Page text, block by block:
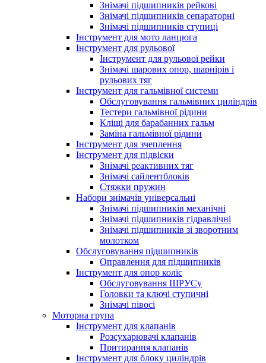
Знімачі підшипників рейкові
Знімачі підшипників сепараторні
Знімачі підшипників ступиці
Інструмент для мото ланцюга
Інструмент для рульової
Інструмент для рульової рейки
Знімачі шарових опор, шарнірів і
рульових тяг
Інструмент для гальмівної системи
Обслуговування гальмівних циліндрів
Тестери гальмівної рідини
Кліщі для барабанних гальм
Заміна гальмівної рідини
Інструмент для зчеплення
Інструмент для підвіски
Знімачі реактивних тяг
Знімачі сайлентблоків
Стяжки пружин
Набори знімачів універсальні
Знімачі підшипників механічні
Знімачі підшипників гідравлічні
Знімачі підшипників зі зворотним
молотком
Обслуговування підшипників
Оправлення для підшипників
Інструмент для опор коліс
Обслуговування ШРУСу
Головки та ключі ступичні
Знімачі півосі
Моторна група
Інструмент для клапанів
Розсухарювачі клапанів
Притирання клапанів
Інструмент для блоку циліндрів